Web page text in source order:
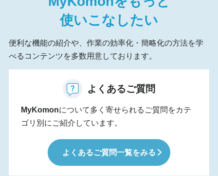
使いこなしたい
便利な機能の紹介や、作業の効率化・簡略化の方法を学
べるコンテンツを多数用意しております。
よくあるご質問
MyKomonについて多く寄せられるご質問をカテ
ゴリ別にご紹介しています。
よくあるご質問一覧をみる